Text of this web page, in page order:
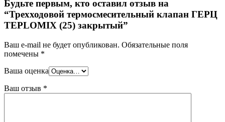
Будьте первым, кто оставил отзыв на
“Трехходовой термосмесительный клапан ГЕРЦ
TEPLOMIX (25) закрытый”
Ваш e-mail не будет опубликован. Обязательные поля
помечены *
Ваша оценка
Ваш отзыв *